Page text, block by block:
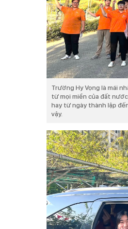
Trường Hy Vọng là mái
từ mọi miền của đất
hay từ ngày thành lập
vậy.